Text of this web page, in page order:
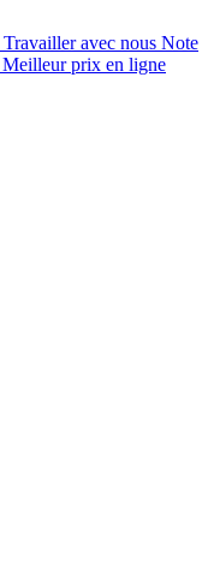
Travailler avec nous Note
Meilleur prix en ligne